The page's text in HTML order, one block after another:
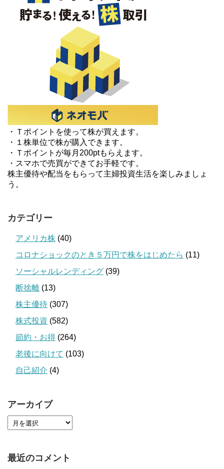
・Ｔポイントを使って株が買えます。
・１株単位で株が購入できます。
・Ｔポイントが毎月200ptもらえます。
・スマホで売買ができてお手軽です。
株主優待や配当をもらって主婦投資生活を楽しみましょ
う。
カテゴリー
アメリカ株 (40)
コロナショックのとき５万円で株をはじめたら (11)
ソーシャルレンディング (39)
断捨離 (13)
株主優待 (307)
株式投資 (582)
節約・お得 (264)
老後に向けて (103)
自己紹介 (4)
アーカイブ
最近のコメント